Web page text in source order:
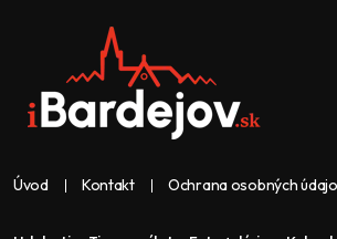
Úvod Kontakt Ochrana osobných